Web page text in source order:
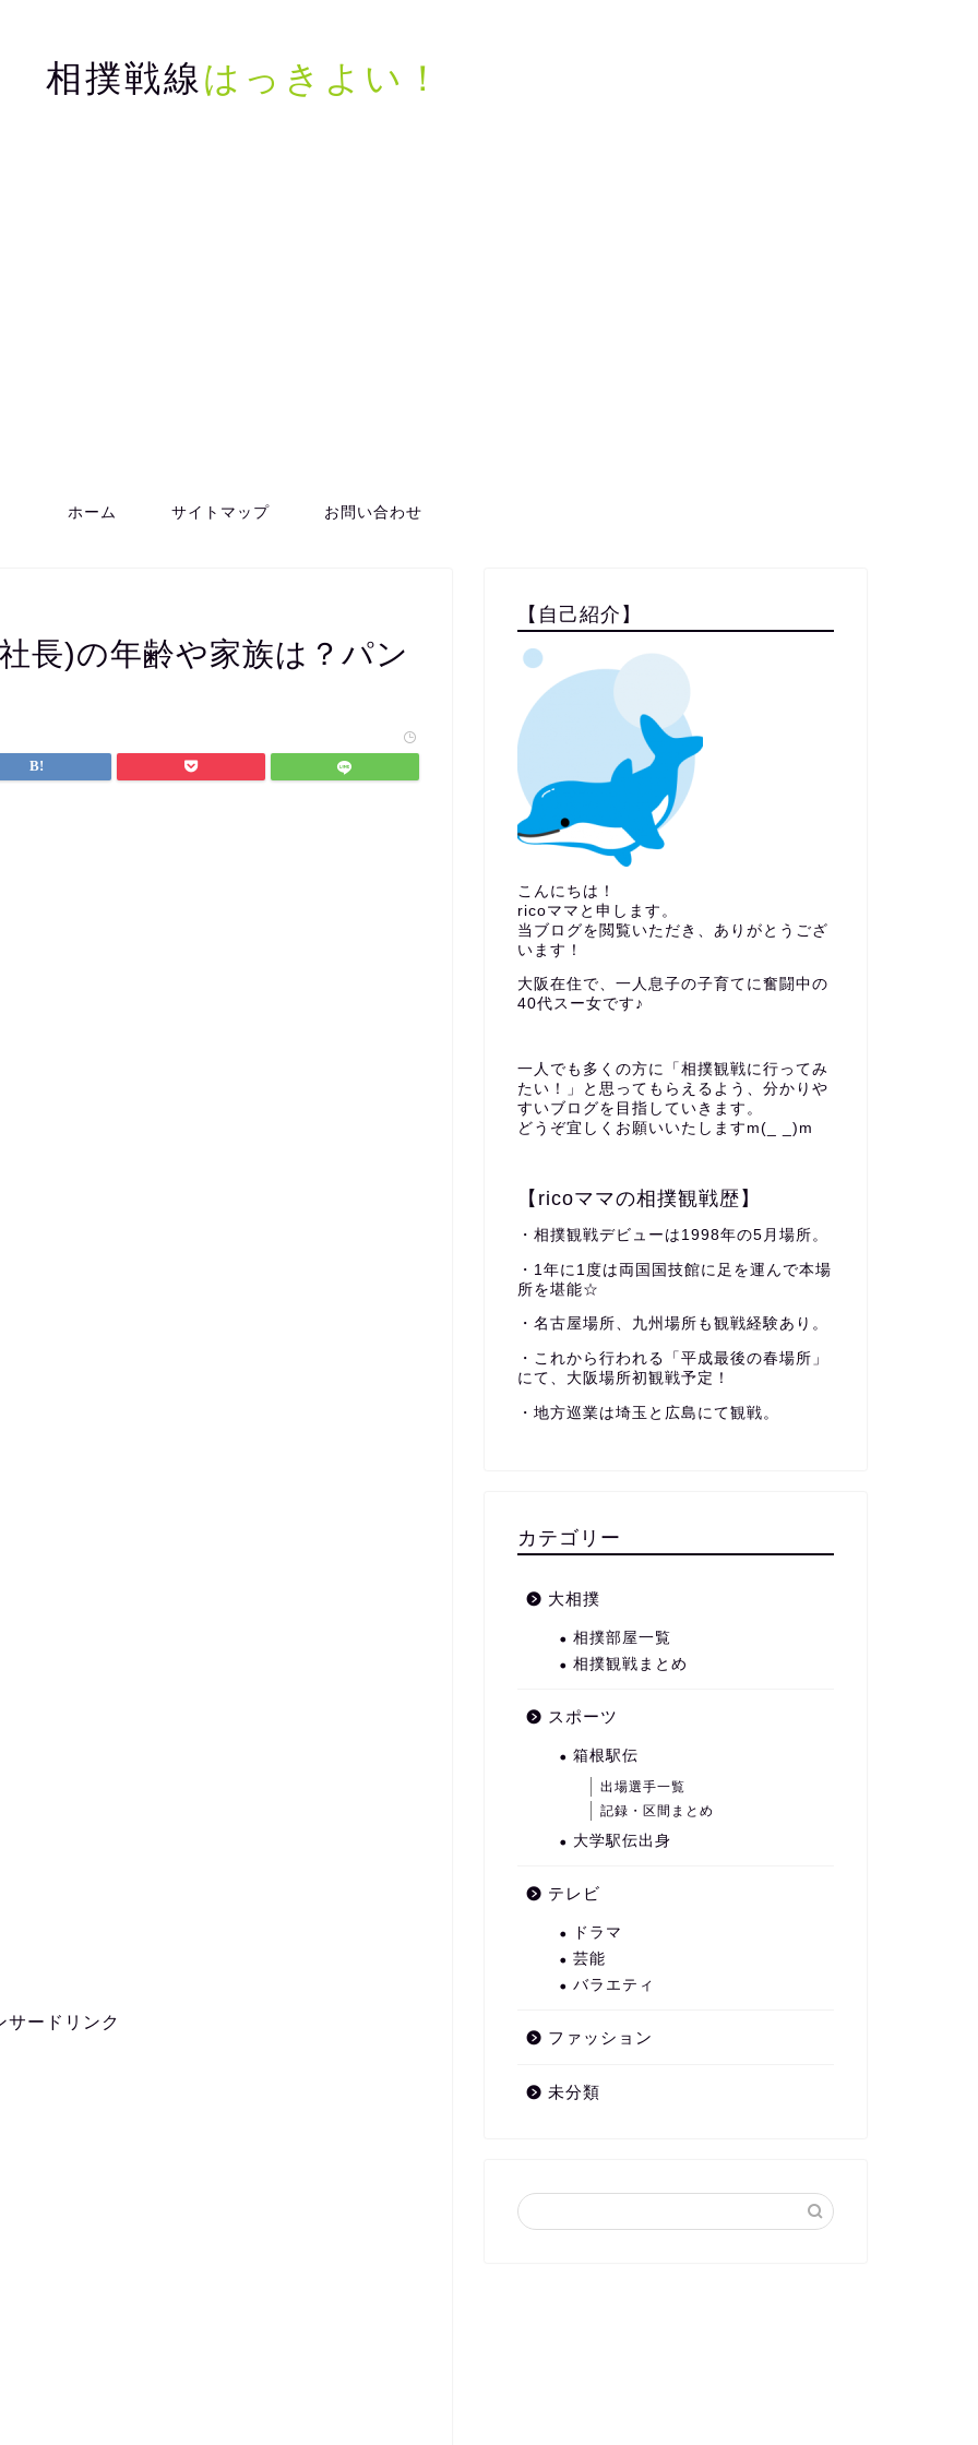
相撲戦線はっきよい！
ホーム サイトマップ お問い合わせ
長)の年齢や家族は？パン
サードリンク
【自己紹介】
こんにちは！
ricoママと申します。
当ブログを閲覧いただき、ありがとうござ
います！
大阪在住で、一人息子の子育てに奮闘中の
40代スー女です♪
一人でも多くの方に「相撲観戦に行ってみ
たい！」と思ってもらえるよう、分かりや
すいブログを目指していきます。
どうぞ宜しくお願いいたしますm(_ _)m
【ricoママの相撲観戦歴】
・相撲観戦デビューは1998年の5月場所。
・1年に1度は両国国技館に足を運んで本場
所を堪能☆
・名古屋場所、九州場所も観戦経験あり。
・これから行われる「平成最後の春場所」
にて、大阪場所初観戦予定！
・地方巡業は埼玉と広島にて観戦。
カテゴリー
大相撲
相撲部屋一覧
相撲観戦まとめ
スポーツ
箱根駅伝
出場選手一覧
記録・区間まとめ
大学駅伝出身
テレビ
ドラマ
芸能
バラエティ
ファッション
未分類